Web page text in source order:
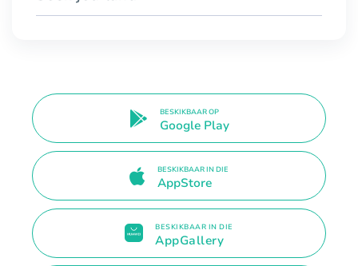
BESKIKBAAR OP
Google Play
BESKIKBAAR IN DIE
AppStore
BESKIKBAAR IN DIE
AppGallery